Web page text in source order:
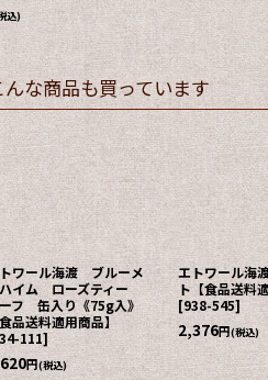
込)
な商品も買っています
ワール海渡 ブルーメ
イム ローズティー
フ 缶入り《75g入》
品送料適用商品】
111]
円(税込)
エトワール海
ト【食品送料
[938-545]
2,376円(税込)